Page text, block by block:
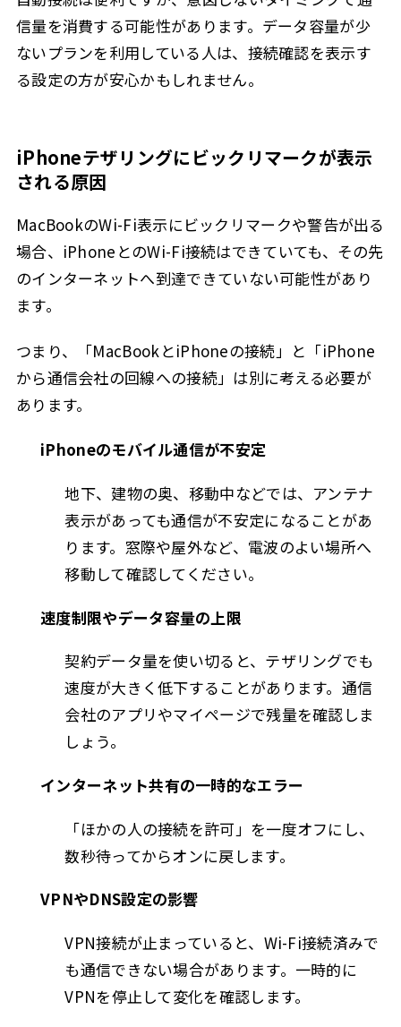
信量を消費する可能性があります。データ容量が少
ないプランを利用している人は、接続確認を表示す
る設定の方が安心かもしれません。
iPhoneテザリングにビックリマークが表示
される原因
MacBookのWi-Fi表示にビックリマークや警告が出る
場合、iPhoneとのWi-Fi接続はできていても、その先
のインターネットへ到達できていない可能性があり
ます。
つまり、「MacBookとiPhoneの接続」と「iPhone
から通信会社の回線への接続」は別に考える必要が
あります。
iPhoneのモバイル通信が不安定
地下、建物の奥、移動中などでは、アンテナ
表示があっても通信が不安定になることがあ
ります。窓際や屋外など、電波のよい場所へ
移動して確認してください。
速度制限やデータ容量の上限
契約データ量を使い切ると、テザリングでも
速度が大きく低下することがあります。通信
会社のアプリやマイページで残量を確認しま
しょう。
インターネット共有の一時的なエラー
「ほかの人の接続を許可」を一度オフにし、
数秒待ってからオンに戻します。
VPNやDNS設定の影響
VPN接続が止まっていると、Wi-Fi接続済みで
も通信できない場合があります。一時的に
VPNを停止して変化を確認します。